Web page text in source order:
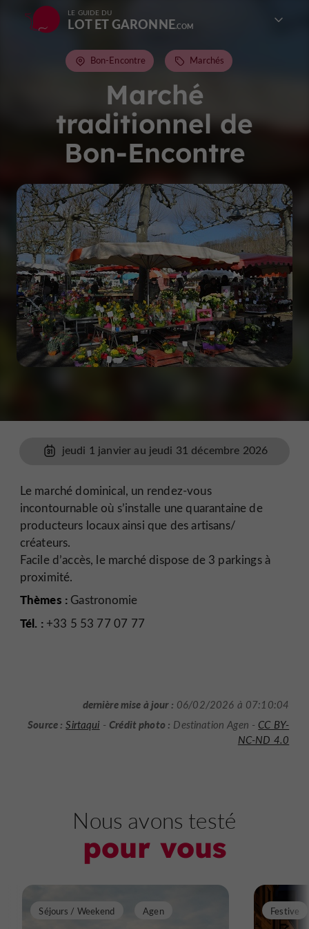
LE GUIDE DU
LOT ET GARONNE
Marché
traditionnel de
Bon-Encontre
Bon-Encontre Marchés
jeudi 1 janvier au jeudi 31 décembre 2026
Le marché dominical, un rendez-vous
incontournable où s’installe une quarantaine de
producteurs locaux ainsi que des artisans/
créateurs.
Facile d’accès, le marché dispose de 3 parkings à
proximité.
Thèmes : Gastronomie
Tél. :+33 5 53 77 07 77
dernière mise à jour : 06/02/2026 à 07:10:04
Source : Sirtaqui -Crédit photo : Destination Agen - CC BY-
NC-ND 4.0
Nous avons testé
pour vous
Séjours / Weekend Agen Festive